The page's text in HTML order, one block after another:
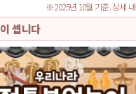
※ 2025년 10월 기준. 상세
셉니다